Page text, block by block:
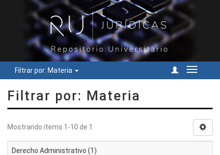
Filtrar por: Materia
Cambiar
Filtrar por: Materia
Mostrando ítems 1-10 de 1
Derecho Administrativo (1)